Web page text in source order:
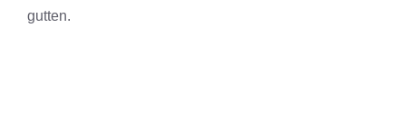
gutten.